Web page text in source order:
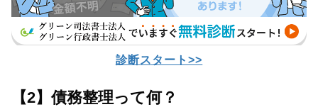
診断スタート>>
【2】債務整理って何？